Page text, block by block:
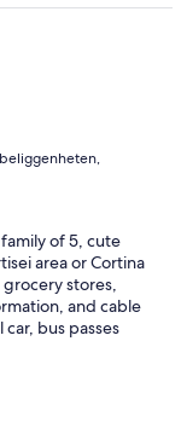
of 5, cute
area or Cortina
stores,
and cable
bus passes
by like
numerous access
to travel